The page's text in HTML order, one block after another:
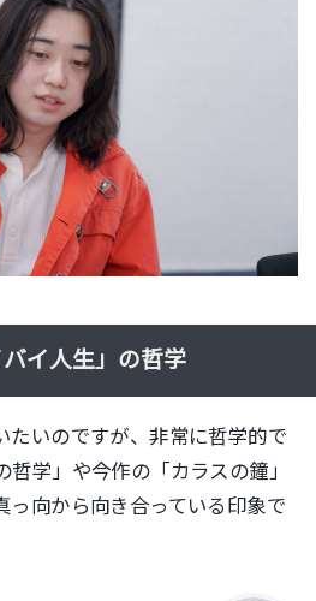
イ人生」の哲学
たいのですが、非常に哲学的で
哲学」や今作の「カラスの鐘」
っ向から向き合っている印象で